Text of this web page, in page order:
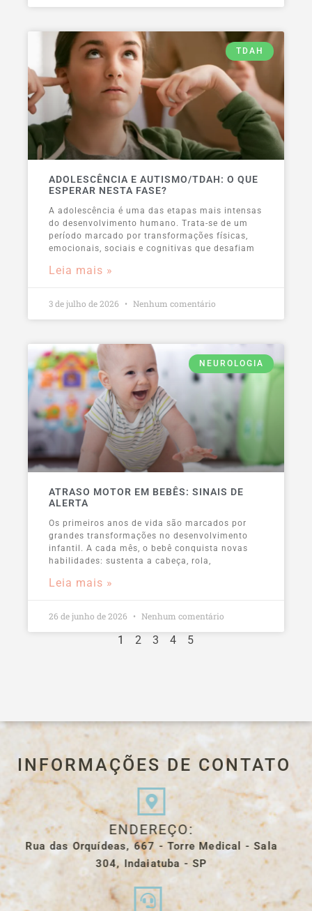
TDAH
ADOLESCÊNCIA E AUTISMO/TDAH: O QUE
ESPERAR NESTA FASE?
A adolescência é uma das etapas mais intensas
do desenvolvimento humano. Trata-se de um
período marcado por transformações físicas,
emocionais, sociais e cognitivas que desafiam
Leia mais »
3 de julho de 2026 Nenhum comentário
NEUROLOGIA
ATRASO MOTOR EM BEBÊS: SINAIS DE
ALERTA
Os primeiros anos de vida são marcados por
grandes transformações no desenvolvimento
infantil. A cada mês, o bebê conquista novas
habilidades: sustenta a cabeça, rola,
Leia mais »
26 de junho de 2026 Nenhum comentário
1 2 3 4 5
INFORMAÇÕES DE CONTATO
ENDEREÇO:
Rua das Orquídeas, 667 - Torre Medical - Sala
304, Indaiatuba - SP​